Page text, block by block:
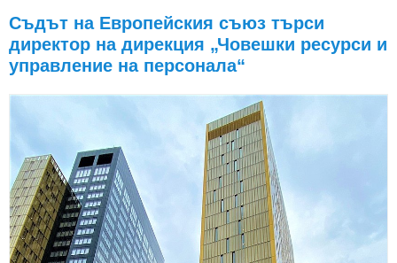
Съдът на Европейския съюз търси
директор на дирекция „Човешки ресурси и
управление на персонала“